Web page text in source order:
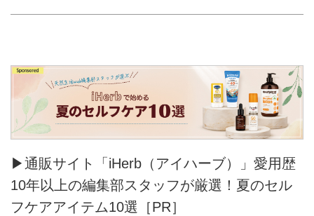
▶通販サイト「iHerb（アイハーブ）」愛用歴
10年以上の編集部スタッフが厳選！夏のセル
フケアアイテム10選［PR］